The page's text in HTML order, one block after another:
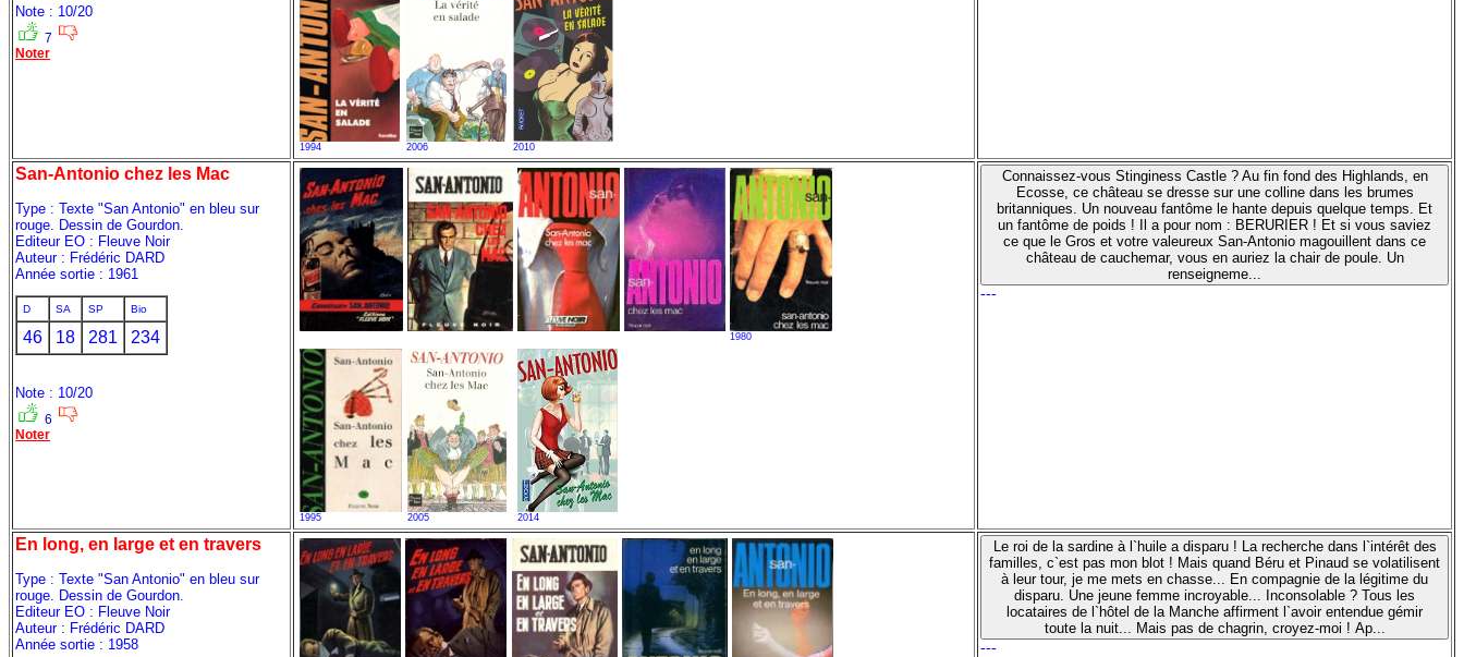
Note : 10/20
7
Noter
1994 2006 2010
San-Antonio chez les Mac
Type : Texte "San Antonio" en bleu sur
rouge. Dessin de Gourdon.
Editeur EO : Fleuve Noir
Auteur : Frédéric DARD
Année sortie : 1961
D SA SP Bio
46 18 281 234
Note : 10/20
6
Noter
1980
1995 2005 2014
Connaissez-vous Stinginess Castle ? Au fin fond des Highlands, en
Ecosse, ce château se dresse sur une colline dans les brumes
britanniques. Un nouveau fantôme le hante depuis quelque temps. Et
un fantôme de poids ! Il a pour nom : BERURIER ! Et si vous saviez
ce que le Gros et votre valeureux San-Antonio magouillent dans ce
château de cauchemar, vous en auriez la chair de poule. Un
renseigneme...
---
En long, en large et en travers
Type : Texte "San Antonio" en bleu sur
rouge. Dessin de Gourdon.
Editeur EO : Fleuve Noir
Auteur : Frédéric DARD
Année sortie : 1958
Le roi de la sardine à l`huile a disparu ! La recherche dans l`intérêt des
familles, c`est pas mon blot ! Mais quand Béru et Pinaud se volatilisent
à leur tour, je me mets en chasse... En compagnie de la légitime du
disparu. Une jeune femme incroyable... Inconsolable ? Tous les
locataires de l`hôtel de la Manche affirment l`avoir entendue gémir
toute la nuit... Mais pas de chagrin, croyez-moi ! Ap...
---